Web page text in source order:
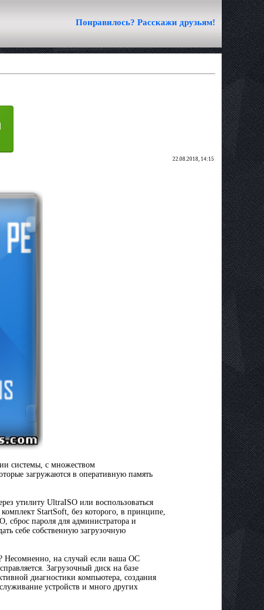
Понравилось? Расскажи друзьям!
22.08.2018, 14:15
системы, с множеством
загружаются в оперативную память
утилиту UltraISO или воспользоваться
StartSoft, без которого, в принципе,
сброс пароля для администратора и
себе собственную загрузочную
Несомненно, на случай если ваша ОС
Загрузочный диск на базе
диагностики компьютера, создания
устройств и много других